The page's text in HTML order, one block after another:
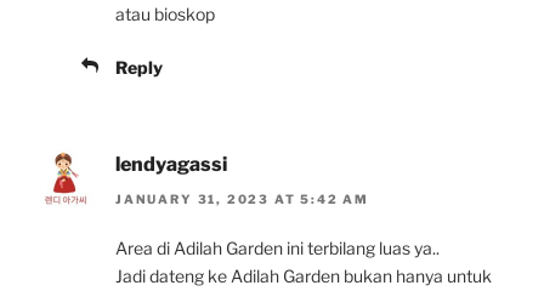
atau bioskop
Reply
lendyagassi
JANUARY 31, 2023 AT 5:42 AM
Area di Adilah Garden ini terbilang luas ya..
Jadi dateng ke Adilah Garden bukan hanya untuk